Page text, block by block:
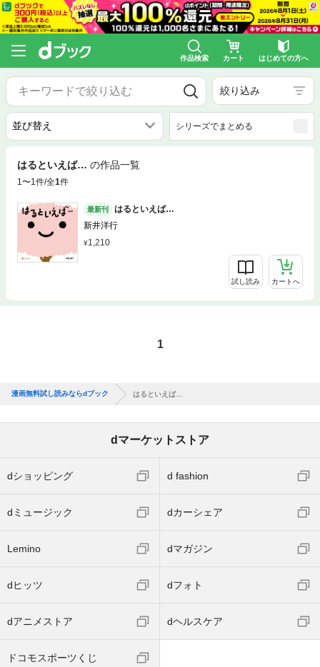
作品検索 カート はじめての方へ
絞り込み
シリーズでまとめる
はるといえば… の作品一覧
1〜1件/全1件
最新刊
はるといえば…
新井洋行
1,210
試し読み カートへ
1
漫画無料試し読みならdブック はるといえば…
dマーケットストア
dショッピング d fashion
dミュージック dカーシェア
Lemino dマガジン
dヒッツ dフォト
dアニメストア dヘルスケア
ドコモスポーツくじ